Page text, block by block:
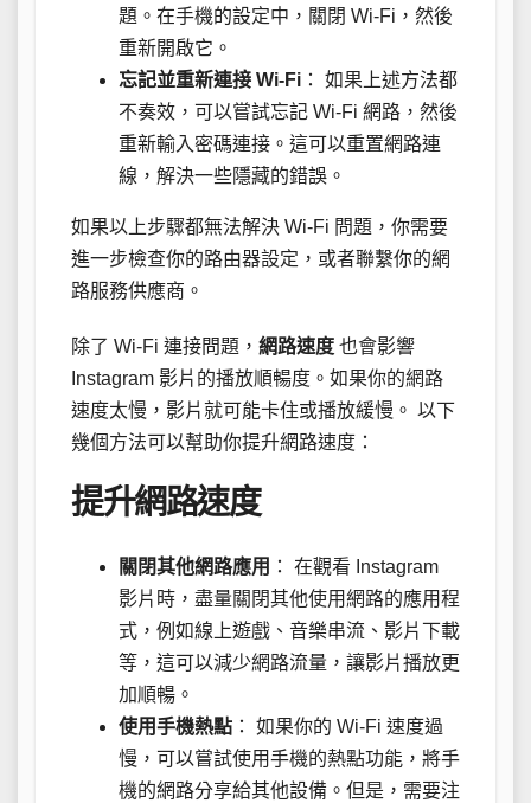
題。在手機的設定中，關閉 Wi-Fi，然後
重新開啟它。
忘記並重新連接 Wi-Fi ： 如果上述方法都
不奏效，可以嘗試忘記 Wi-Fi 網路，然後
重新輸入密碼連接。這可以重置網路連
線，解決一些隱藏的錯誤。
如果以上步驟都無法解決 Wi-Fi 問題，你需要
進一步檢查你的路由器設定，或者聯繫你的網
路服務供應商。
除了 Wi-Fi 連接問題， 網路速度 也會影響
Instagram 影片的播放順暢度。如果你的網路
速度太慢，影片就可能卡住或播放緩慢。 以下
幾個方法可以幫助你提升網路速度：
提升網路速度
關閉其他網路應用 ： 在觀看 Instagram
影片時，盡量關閉其他使用網路的應用程
式，例如線上遊戲、音樂串流、影片下載
等，這可以減少網路流量，讓影片播放更
加順暢。
使用手機熱點 ： 如果你的 Wi-Fi 速度過
慢，可以嘗試使用手機的熱點功能，將手
機的網路分享給其他設備。但是，需要注